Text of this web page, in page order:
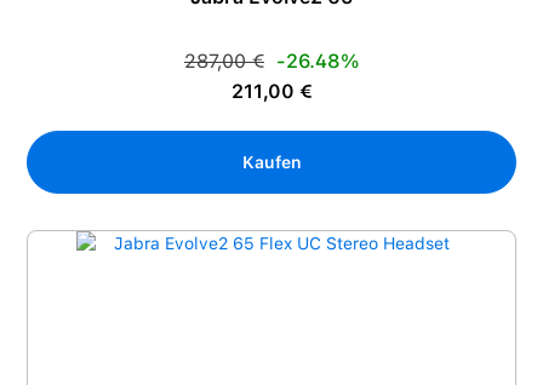
Verkaufspreis:
Regulärer Preis:
287,00 € -26.48%
211,00 €
Kaufen